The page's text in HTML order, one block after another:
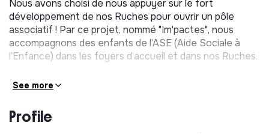
Nous avons choisi de nous appuyer sur le fort
développement de nos Ruches pour ouvrir un pôle
associatif ! Par ce projet, nommé "Im'pactes", nous
accompagnons des enfants de l’ASE (Aide Sociale à
l’Enfance) dans les foyers d’accueil et dans nos Ruches.
🚀 Tu veux rejoindre cette
entrepreneuriale ?
beau métier au service des autres... envoie-nous ta
See more
Profile